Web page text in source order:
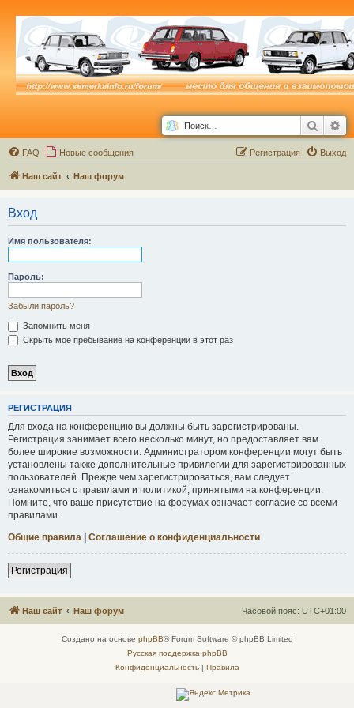
Поиск
FAQ Новые сообщения Выход
Регистрация
Наш сайт Наш форум
Вход
Имя пользователя:
Пароль:
Забыли пароль?
Запомнить меня
Скрыть моё пребывание на конференции в этот раз
РЕГИСТРАЦИЯ
Для входа на конференцию вы должны быть зарегистрированы.
Регистрация занимает всего несколько минут, но предоставляет вам
более широкие возможности. Администратором конференции могут быть
установлены также дополнительные привилегии для зарегистрированных
пользователей. Прежде чем зарегистрироваться, вам следует
ознакомиться с правилами и политикой, принятыми на конференции.
Помните, что ваше присутствие на форумах означает согласие со всеми
правилами.
Общие правила | Соглашение о конфиденциальности
Регистрация
Наш сайт Наш форум Часовой пояс: UTC+01:00
Создано на основе phpBB® Forum Software © phpBB Limited
Русская поддержка phpBB
Конфиденциальность| Правила